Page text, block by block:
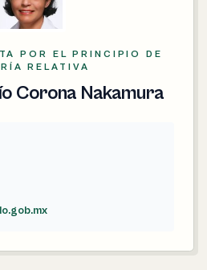
POR EL PRINCIPIO DE
RELATIVA
Corona Nakamura